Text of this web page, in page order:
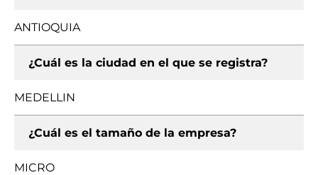
ANTIOQUIA
¿Cuál es la ciudad en el que se registra?
MEDELLIN
¿Cuál es el tamaño de la empresa?
MICRO